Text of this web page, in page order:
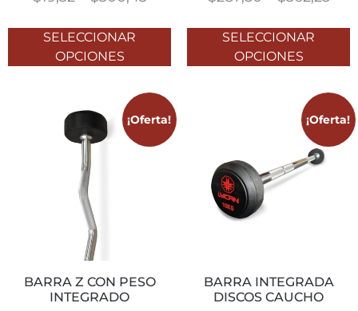
SELECCIONAR
OPCIONES
SELECCIONAR
OPCIONES
¡Oferta!
BARRA Z CON PESO
INTEGRADO
¡Oferta!
BARRA INTEGRADA
DISCOS CAUCHO